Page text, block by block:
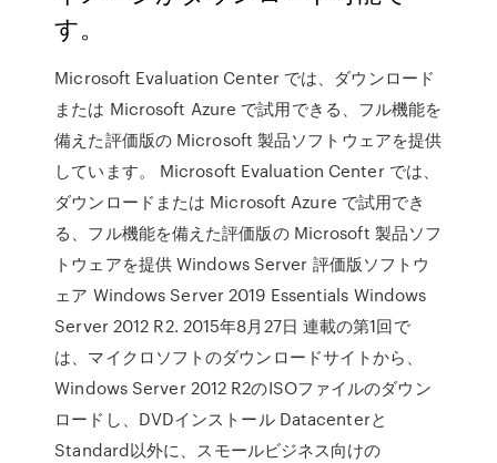
す。
Microsoft Evaluation Center では、ダウンロード
または Microsoft Azure で試用できる、フル機能を
備えた評価版の Microsoft 製品ソフトウェアを提供
しています。 Microsoft Evaluation Center では、
ダウンロードまたは Microsoft Azure で試用でき
る、フル機能を備えた評価版の Microsoft 製品ソフ
トウェアを提供 Windows Server 評価版ソフトウ
ェア Windows Server 2019 Essentials Windows
Server 2012 R2. 2015年8月27日 連載の第1回で
は、マイクロソフトのダウンロードサイトから、
Windows Server 2012 R2のISOファイルのダウン
ロードし、DVDインストール Datacenterと
Standard以外に、スモールビジネス向けの